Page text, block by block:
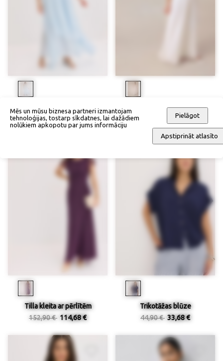
Gara kleita
142,90 € 107,18 €
Kāzu kleita ar mežģīnēm
172,90 €
129,68 €
Tilla kleita ar pērlītēm
152,90 € 114,68 €
Trikotāžas blūze
44,90 € 33,68 €
Mēs un mūsu biznesa partneri izmantojam
tehnoloģijas, tostarp sīkdatnes, lai dažādiem
nolūkiem apkopotu par jums informāciju
Pielāgot
Apstiprināt atlasīto